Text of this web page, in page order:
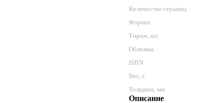
Количество страниц
Формат
Тираж, шт.
Обложка
ISBN
Вес, г.
Толщина, мм
Описание